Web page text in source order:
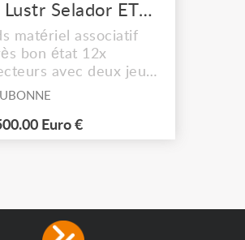
12x Lustr Selador ETC Led 7x colors filtres
matériel associatif
bon état 12x
avec deux jeux
filtre Lustr Selador
– seven colour
providing the
The
Euro €